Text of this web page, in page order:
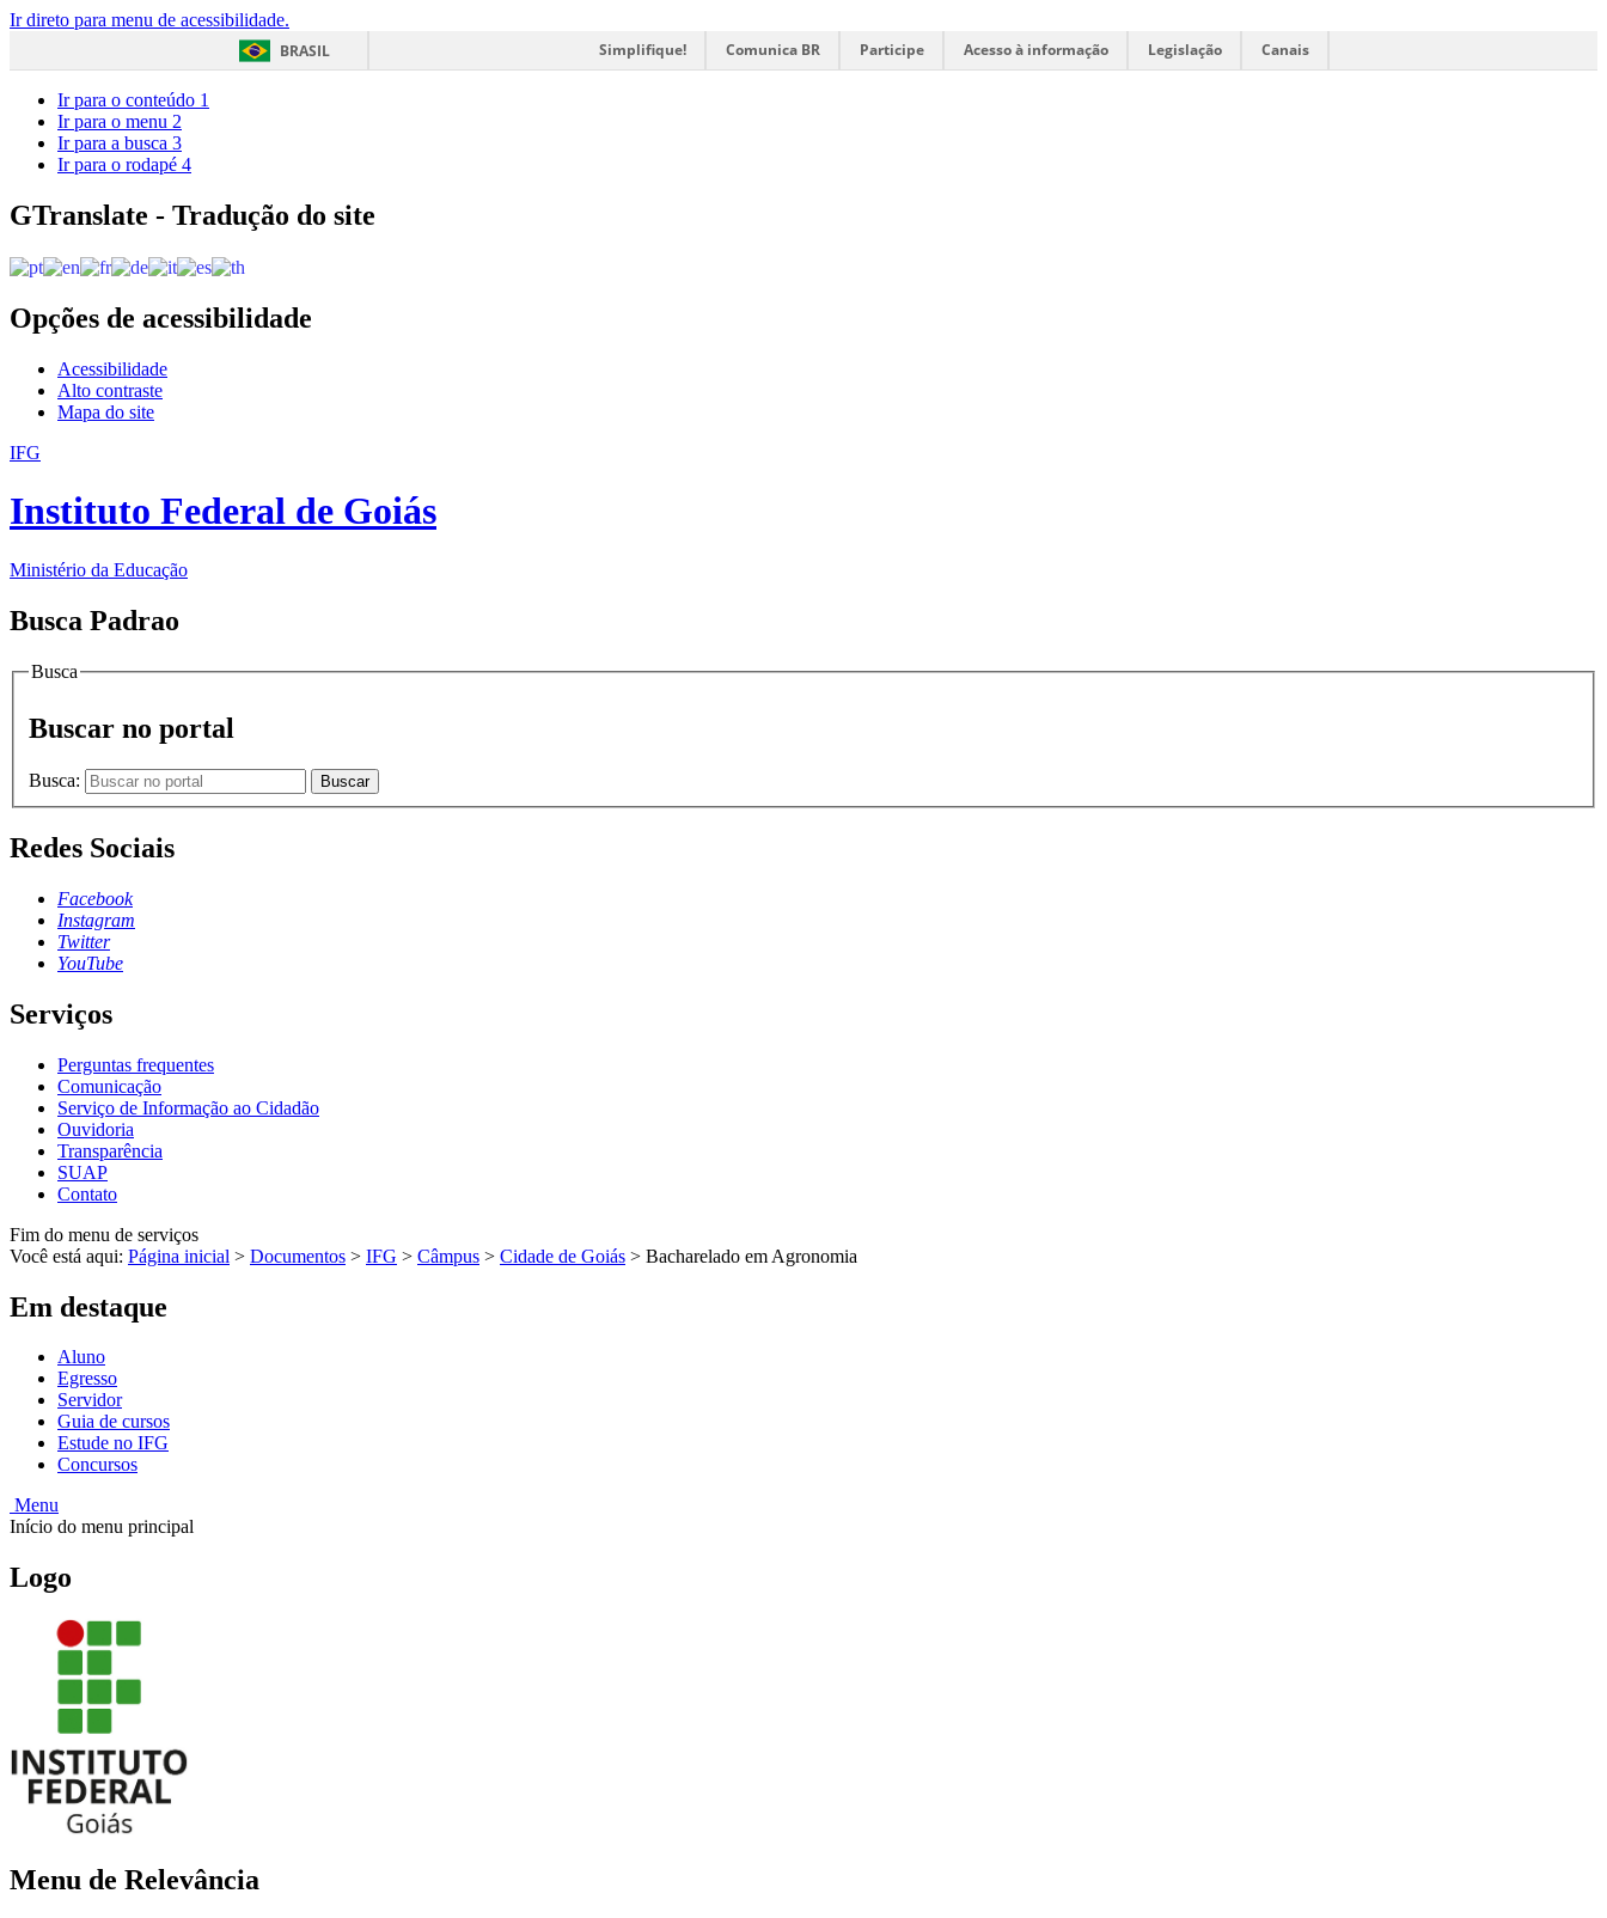
Ir direto para menu de acessibilidade.
BRASIL
Simplifique! Comunica BR Participe Acesso à informação Legislação Canais
Ir para o conteúdo 1
Ir para o menu 2
Ir para a busca 3
Ir para o rodapé 4
GTranslate - Tradução do site
Opções de acessibilidade
Acessibilidade
Alto contraste
Mapa do site
IFG
Instituto Federal de Goiás
Ministério da Educação
Busca Padrao
Busca
Buscar no portal
Busca: Buscar
Redes Sociais
Facebook
Instagram
Twitter
YouTube
Serviços
Perguntas frequentes
Comunicação
Serviço de Informação ao Cidadão
Ouvidoria
Transparência
SUAP
Contato
Fim do menu de serviços
Você está aqui: Página inicial > Documentos > IFG > Câmpus > Cidade de Goiás > Bacharelado em Agronomia
Em destaque
Aluno
Egresso
Servidor
Guia de cursos
Estude no IFG
Concursos
Menu
Início do menu principal
Logo
Menu de Relevância